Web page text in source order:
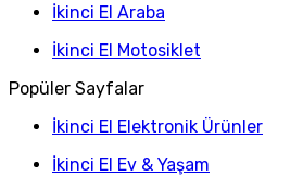
İkinci El Araba
İkinci El Motosiklet
Popüler Sayfalar
İkinci El Elektronik Ürünler
İkinci El Ev & Yaşam